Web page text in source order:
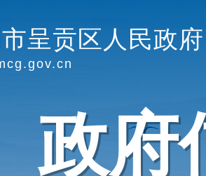
呈贡区人民政府
政府